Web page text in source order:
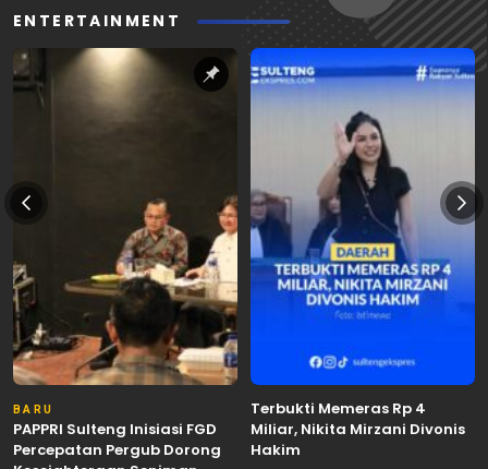
ENTERTAINMENT
BARU
PAPPRI Sulteng Inisiasi FGD
Percepatan Pergub Dorong
Terbukti Memeras Rp 4
Miliar, Nikita Mirzani Divonis
Hakim